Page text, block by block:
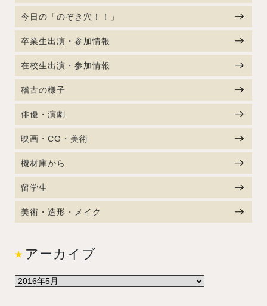
今日の「のぞき穴！！」
卒業生出演・参加情報
在校生出演・参加情報
稽古の様子
俳優・演劇
映画・CG・美術
機材庫から
留学生
美術・造形・メイク
アーカイブ